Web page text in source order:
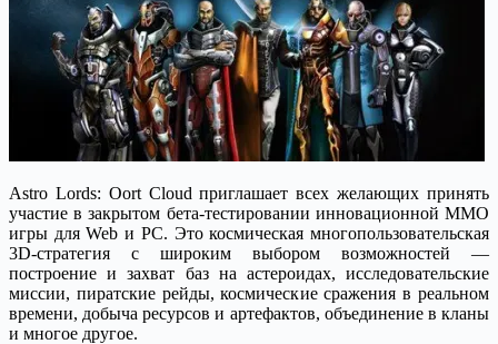
Astro Lords: Oort Cloud приглашает всех желающих принять
участие в закрытом бета-тестировании инновационной ММО
игры для Web и PC. Это космическая многопользовательская
3D-стратегия с широким выбором возможностей —
построение и захват баз на астероидах, исследовательские
миссии, пиратские рейды, космические сражения в реальном
времени, добыча ресурсов и артефактов, объединение в кланы
и многое другое.